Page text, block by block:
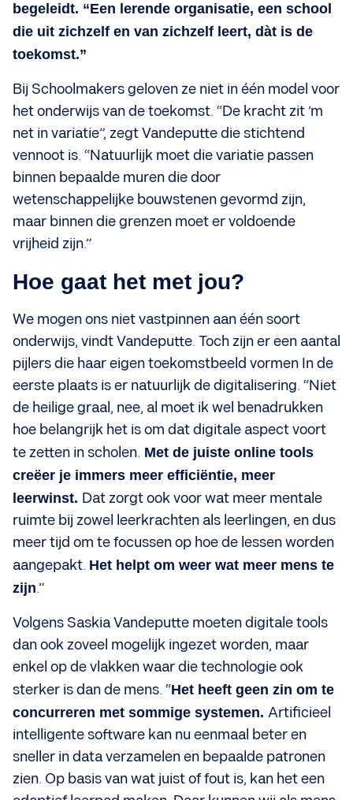
begeleidt. “Een lerende organisatie, een school
die uit zichzelf en van zichzelf leert, dàt is de
toekomst.”
Bij Schoolmakers geloven ze niet in één model voor
het onderwijs van de toekomst. “De kracht zit ’m
net in variatie”, zegt Vandeputte die stichtend
vennoot is. “Natuurlijk moet die variatie passen
binnen bepaalde muren die door
wetenschappelijke bouwstenen gevormd zijn,
maar binnen die grenzen moet er voldoende
vrijheid zijn.”
Hoe gaat het met jou?
We mogen ons niet vastpinnen aan één soort
onderwijs, vindt Vandeputte. Toch zijn er een aantal
pijlers die haar eigen toekomstbeeld vormen In de
eerste plaats is er natuurlijk de digitalisering. “Niet
de heilige graal, nee, al moet ik wel benadrukken
hoe belangrijk het is om dat digitale aspect voort
te zetten in scholen. Met de juiste online tools
creëer je immers meer efficiëntie, meer
leerwinst. Dat zorgt ook voor wat meer mentale
ruimte bij zowel leerkrachten als leerlingen, en dus
meer tijd om te focussen op hoe de lessen worden
aangepakt. Het helpt om weer wat meer mens te
zijn.”
Volgens Saskia Vandeputte moeten digitale tools
dan ook zoveel mogelijk ingezet worden, maar
enkel op de vlakken waar die technologie ook
sterker is dan de mens. “Het heeft geen zin om te
concurreren met sommige systemen. Artificieel
intelligente software kan nu eenmaal beter en
sneller in data verzamelen en bepaalde patronen
zien. Op basis van wat juist of fout is, kan het een